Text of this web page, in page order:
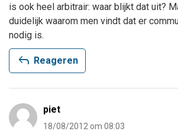
is ook heel arbitrair: waar blijkt dat uit?
duidelijk waarom men vindt dat er
nodig is.
reply Reageren
piet
18/08/2012 om 08:03